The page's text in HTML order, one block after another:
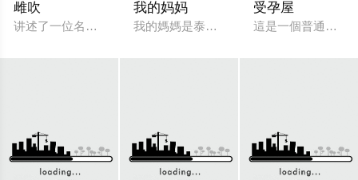
雌吹
讲述了一位名叫爱（Ai）的角色面临的困境。她的游戏实况视频
我的妈妈
我的媽媽是泰國藝術家 XTER 創作的情
受孕屋
這是一個普通的上